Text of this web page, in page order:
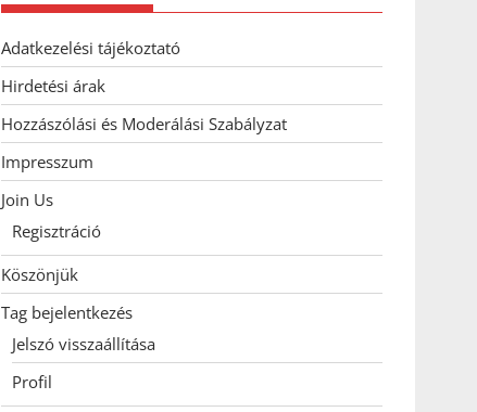
Adatkezelési tájékoztató
Hirdetési árak
Hozzászólási és Moderálási Szabályzat
Impresszum
Join Us
Regisztráció
Köszönjük
Tag bejelentkezés
Jelszó visszaállítása
Profil